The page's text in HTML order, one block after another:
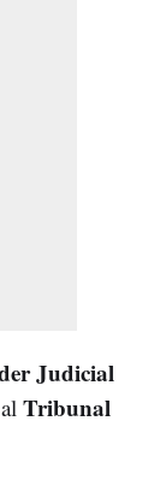
Judicial
Tribunal